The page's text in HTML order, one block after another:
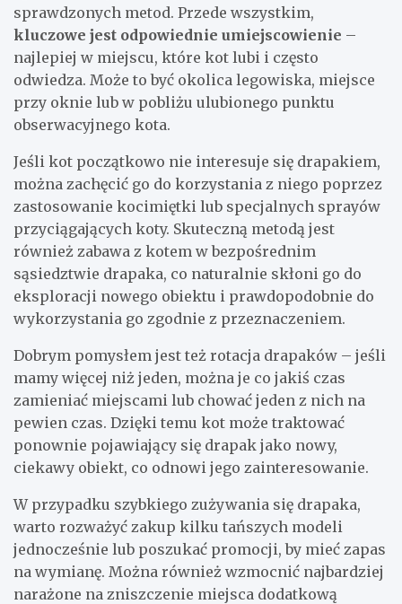
sprawdzonych metod. Przede wszystkim,
kluczowe jest odpowiednie umiejscowienie –
najlepiej w miejscu, które kot lubi i często
odwiedza. Może to być okolica legowiska, miejsce
przy oknie lub w pobliżu ulubionego punktu
obserwacyjnego kota.
Jeśli kot początkowo nie interesuje się drapakiem,
można zachęcić go do korzystania z niego poprzez
zastosowanie kocimiętki lub specjalnych sprayów
przyciągających koty. Skuteczną metodą jest
również zabawa z kotem w bezpośrednim
sąsiedztwie drapaka, co naturalnie skłoni go do
eksploracji nowego obiektu i prawdopodobnie do
wykorzystania go zgodnie z przeznaczeniem.
Dobrym pomysłem jest też rotacja drapaków – jeśli
mamy więcej niż jeden, można je co jakiś czas
zamieniać miejscami lub chować jeden z nich na
pewien czas. Dzięki temu kot może traktować
ponownie pojawiający się drapak jako nowy,
ciekawy obiekt, co odnowi jego zainteresowanie.
W przypadku szybkiego zużywania się drapaka,
warto rozważyć zakup kilku tańszych modeli
jednocześnie lub poszukać promocji, by mieć zapas
na wymianę. Można również wzmocnić najbardziej
narażone na zniszczenie miejsca dodatkową